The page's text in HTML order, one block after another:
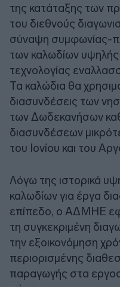
της κατάταξης των
του διεθνούς
σύναψη συμφωνίας-
των καλωδίων υψηλής
τεχνολογίας
Τα καλώδια θα
διασυνδέσεις των
των Δωδεκανήσων
διασυνδέσεων
του Ιονίου και του
Λόγω της ιστορικά
καλωδίων για έργα
επίπεδο, ο ΑΔΜΗΕ
τη συγκεκριμένη
την εξοικονόμηση
περιορισμένης
παραγωγής στα